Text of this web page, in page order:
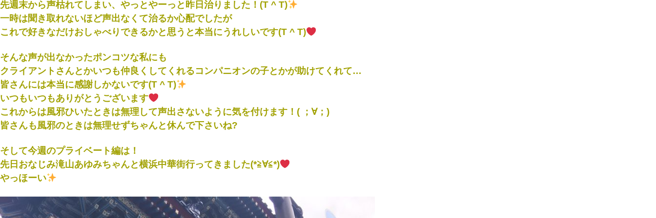
先週末から声枯れてしまい、やっとやーっと昨日治りました！(T ^ T)
一時は聞き取れないほど声出なくて治るか心配でしたが
これで好きなだけおしゃべりできるかと思うと本当にうれしいです(T ^ T)
そんな声が出なかったポンコツな私にも
クライアントさんとかいつも仲良くしてくれるコンパニオンの子とかが助けてくれて…
皆さんには本当に感謝しかないです(T ^ T)
いつもいつもありがとうございます
これからは風邪ひいたときは無理して声出さないように気を付けます！( ；∀；)
皆さんも風邪のときは無理せずちゃんと休んで下さいね?
そして今週のプライベート編は！
先日おなじみ滝山あゆみちゃんと横浜中華街行ってきました(*≧∀≦*)
やっほーい